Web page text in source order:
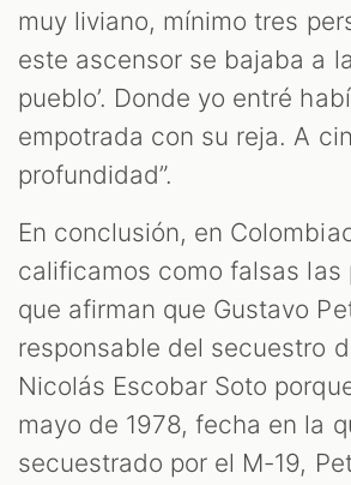
muy liviano, mínimo tres
este ascensor se bajaba a
pueblo’. Donde yo entré
empotrada con su reja. A
profundidad”.
En conclusión, en
calificamos como falsas las
que afirman que Gustavo
responsable del secuestro
Nicolás Escobar Soto
mayo de 1978, fecha en la
secuestrado por el M-19,